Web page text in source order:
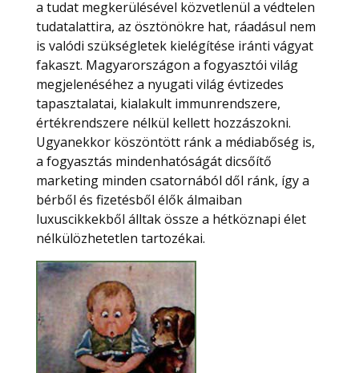
a tudat megkerülésével közvetlenül a védtelen
tudatalattira, az ösztönökre hat, ráadásul nem
is valódi szükségletek kielégítése iránti vágyat
fakaszt. Magyarországon a fogyasztói világ
megjelenéséhez a nyugati világ évtizedes
tapasztalatai, kialakult immunrendszere,
értékrendszere nélkül kellett hozzászokni.
Ugyanekkor köszöntött ránk a médiabőség is,
a fogyasztás mindenhatóságát dicsőítő
marketing minden csatornából dől ránk, így a
bérből és fizetésből élők álmaiban
luxuscikkekből álltak össze a hétköznapi élet
nélkülözhetetlen tartozékai.